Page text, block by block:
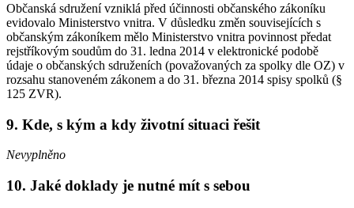
Občanská sdružení vzniklá před účinnosti občanského zákoníku
evidovalo Ministerstvo vnitra. V důsledku změn souvisejících s
občanským zákoníkem mělo Ministerstvo vnitra povinnost předat
rejstříkovým soudům do 31. ledna 2014 v elektronické podobě
údaje o občanských sdruženích (považovaných za spolky dle OZ) v
rozsahu stanoveném zákonem a do 31. března 2014 spisy spolků (§
125 ZVR).
9. Kde, s kým a kdy životní situaci řešit
Nevyplněno
10. Jaké doklady je nutné mít s sebou